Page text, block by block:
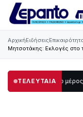
ΑρχικήΕιδήσεις
Μητσοτάκης: Εκλογές στο
ΤΕΛΕΥΤΑΙΑ
μεγάλο μέρος στο